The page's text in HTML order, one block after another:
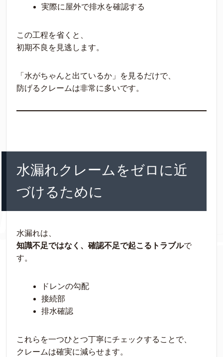
実際に屋外で排水を確認する
この工程を省くと、
初期不良を見逃します。
「水がちゃんと出ているか」を見るだけで、
防げるクレームは非常に多いです。
水漏れクレームをゼロに近
づけるために
水漏れは、
知識不足ではなく、確認不足で起こるトラブルで
す。
ドレンの勾配
接続部
排水確認
これらを一つひとつ丁寧にチェックすることで、
クレームは確実に減らせます。